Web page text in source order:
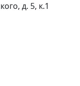
д. 5, к.1